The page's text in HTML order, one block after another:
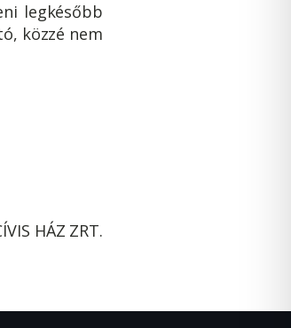
legkésőbb
közzé nem
HÁZ ZRT.